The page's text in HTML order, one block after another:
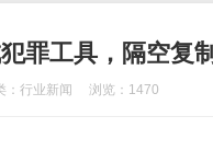
罪工具，隔空复
： 行业新闻 浏览：1470